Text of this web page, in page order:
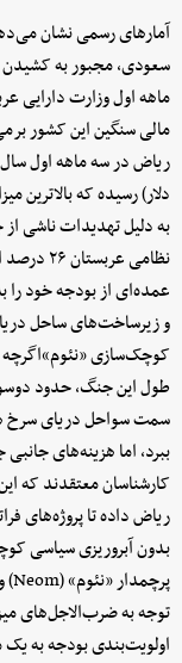
آمارهای رسمی نشان
سعودی، مجبور به
ماهه اول وزارت دارایی
مالی سنگین این کشور
به دلیل تهدیدات ناشی از
نظامی
عمده‌ای از بودجه خود
و زیرساخت‌های ساحل
کوچک‌سازی
طول این جنگ، حدود
سمت سواحل دریای سرخ
ببرد، اما هزینه‌های
کارشناسان معتقدند که
ریاض داده تا پروژه‌های
بدون آبروریزی سیاسی
اولویت‌بندی بودجه به